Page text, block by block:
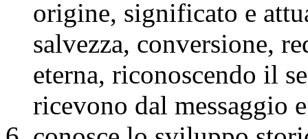
origine, significato e
salvezza, conversione,
eterna, riconoscendo il
ricevono dal messaggio